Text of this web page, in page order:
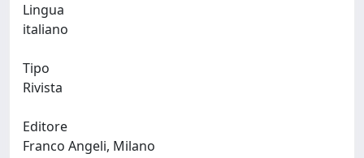
Lingua
Tipo
Rivista
Editore